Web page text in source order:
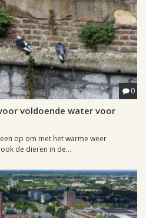
0
voldoende water voor
op om met het warme weer
de dieren in de...